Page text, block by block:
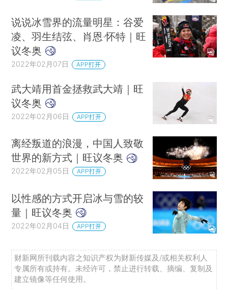
说说冰雪界的流量明星：谷爱
凌、羽生结弦、肖恩·怀特｜旺
议冬奥
2022年02月07日 APP打开
武大靖用首金拯救武大靖｜旺
议冬奥
2022年02月06日 APP打开
离经叛道的浪漫，中国人致敬
世界的新方式｜旺议冬奥
2022年02月05日 APP打开
以性感的方式开启冰与雪的较
量｜旺议冬奥
2022年02月04日 APP打开
财新网所刊载内容之知识产权为财新传媒及/或相关权利人
专属所有或持有。未经许可，禁止进行转载、摘编、复制及
建立镜像等任何使用。